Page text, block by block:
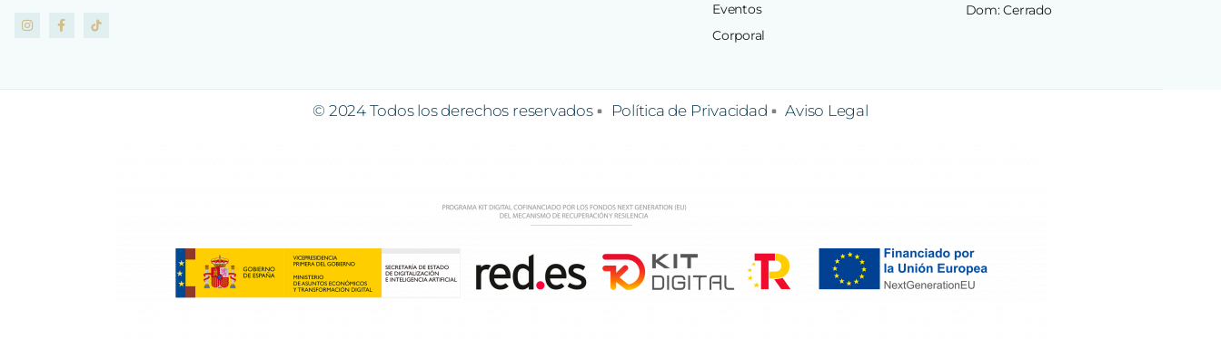
Eventos
Corporal
Dom: Cerrado
© 2024 Todos los derechos reservados Política de Privacidad Aviso Legal